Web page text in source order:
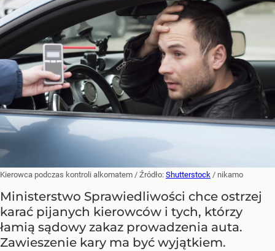
Kierowca podczas kontroli alkomatem / Źródło: Shutterstock / nikamo
Ministerstwo Sprawiedliwości chce ostrzej
karać pijanych kierowców i tych, którzy
łamią sądowy zakaz prowadzenia auta.
Zawieszenie kary ma być wyjątkiem.